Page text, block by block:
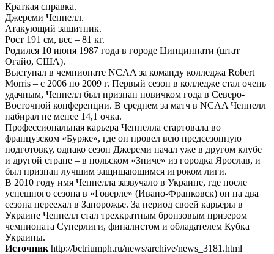
Краткая справка.
Джереми Чеппелл.
Атакующий защитник.
Рост 191 см, вес – 81 кг.
Родился 10 июня 1987 года в городе Цинциннати (штат
Огайо, США).
Выступал в чемпионате NCAA за команду колледжа Robert
Morris – с 2006 по 2009 г. Первый сезон в колледже стал очень
удачным, Чеппелл был признан новичком года в Северо-
Восточной конференции. В среднем за матч в NCAA Чеппелл
набирал не менее 14,1 очка.
Профессиональная карьера Чеппелла стартовала во
французском «Бурже», где он провел всю предсезонную
подготовку, однако сезон Джереми начал уже в другом клубе
и другой стране – в польском «Зниче» из городка Ярослав, и
был признан лучшим защищающимся игроком лиги.
В 2010 году имя Чеппелла зазвучало в Украине, где после
успешного сезона в «Говерле» (Ивано-Франковск) он на два
сезона переехал в Запорожье. За период своей карьеры в
Украине Чеппелл стал трехкратным бронзовым призером
чемпионата Суперлиги, финалистом и обладателем Кубка
Украины.
Источник http://bctriumph.ru/news/archive/news_3181.html